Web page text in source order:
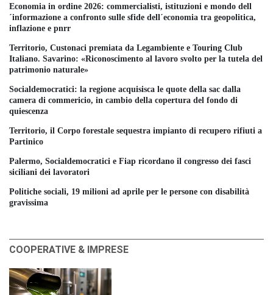
Economia in ordine 2026: commercialisti, istituzioni e mondo dell
´informazione a confronto sulle sfide dell´economia tra geopolitica,
inflazione e pnrr
Territorio, Custonaci premiata da Legambiente e Touring Club
Italiano. Savarino: «Riconoscimento al lavoro svolto per la tutela del
patrimonio naturale»
Socialdemocratici: la regione acquisisca le quote della sac dalla
camera di commericio, in cambio della copertura del fondo di
quiescenza
Territorio, il Corpo forestale sequestra impianto di recupero rifiuti a
Partinico
Palermo, Socialdemocratici e Fiap ricordano il congresso dei fasci
siciliani dei lavoratori
Politiche sociali, 19 milioni ad aprile per le persone con disabilità
gravissima
COOPERATIVE & IMPRESE